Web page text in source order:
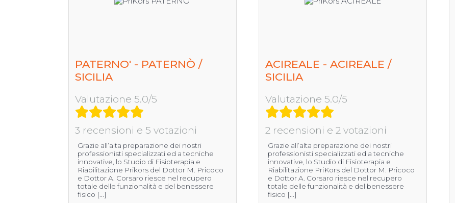
PATERNO' - PATERNÒ /
SICILIA
Valutazione 5.0/5
3 recensioni e 5 votazioni
Grazie all’alta preparazione dei nostri
professionisti specializzati ed a tecniche
innovative, lo Studio di Fisioterapia e
Riabilitazione Prikors del Dottor M. Pricoco
e Dottor A. Corsaro riesce nel recupero
totale delle funzionalità e del benessere
fisico [...]
ACIREALE - ACIREALE /
SICILIA
Valutazione 5.0/5
2 recensioni e 2 votazioni
Grazie all’alta preparazione dei nostri
professionisti specializzati ed a tecniche
innovative, lo Studio di Fisioterapia e
Riabilitazione PriKors del Dottor M. Pricoco
e Dottor A. Corsaro riesce nel recupero
totale delle funzionalità e del benessere
fisico [...]